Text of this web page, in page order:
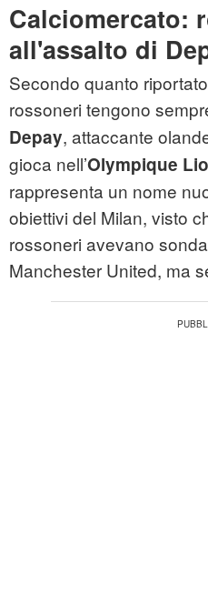
Calciomercato:
all'assalto di
Secondo quanto
rossoneri tengono
Depay, attaccante
gioca nell’Olympique
rappresenta un nome
obiettivi del Milan, visto
rossoneri avevano
Manchester United, ma